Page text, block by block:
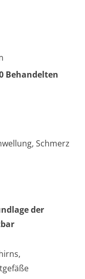
Behandelten
Schmerz
der